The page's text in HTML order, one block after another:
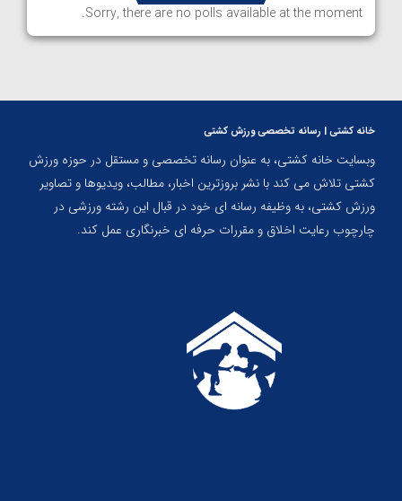
Sorry, there are no polls available at the moment.
خانه کشتی | رسانه تخصصی ورزش کشتی
وبسایت خانه کشتی، به عنوان رسانه تخصصی و مستقل در حوزه ورزش
کشتی تلاش می کند با نشر بروزترین اخبار، مطالب، ویدیوها و تصاویر
ورزش کشتی، به وظیفه رسانه ای خود در قبال این رشته ورزشی در
چارچوب رعایت اخلاق و مقررات حرفه ای خبرنگاری عمل کند.